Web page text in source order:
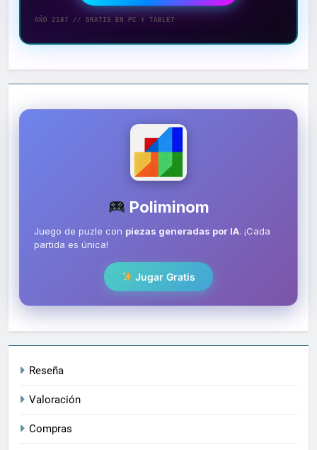
AÑO 2187 // GRATIS EN PC Y TABLET
Poliminom
Juego de puzle con piezas generadas por IA. ¡Cada
partida es única!
Jugar Gratis
Reseña
Valoración
Compras